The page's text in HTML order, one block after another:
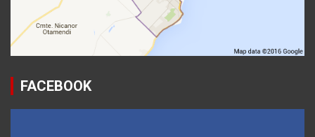
FACEBOOK